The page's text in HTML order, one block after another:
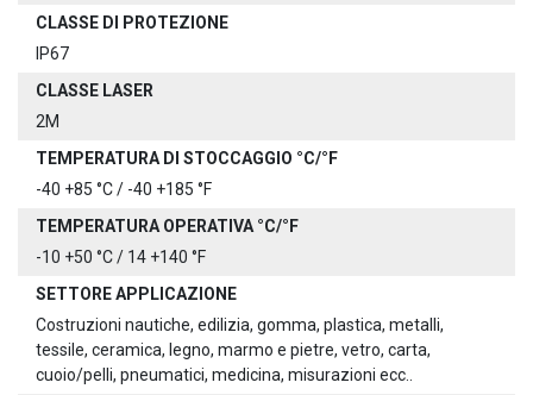
CLASSE DI PROTEZIONE
IP67
CLASSE LASER
2M
TEMPERATURA DI STOCCAGGIO °C/°F
-40 +85 °C / -40 +185 °F
TEMPERATURA OPERATIVA °C/°F
-10 +50 °C / 14 +140 °F
SETTORE APPLICAZIONE
Costruzioni nautiche, edilizia, gomma, plastica, metalli,
tessile, ceramica, legno, marmo e pietre, vetro, carta,
cuoio/pelli, pneumatici, medicina, misurazioni ecc..